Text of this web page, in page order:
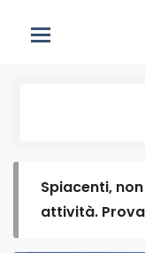
Spiacenti,
attività.